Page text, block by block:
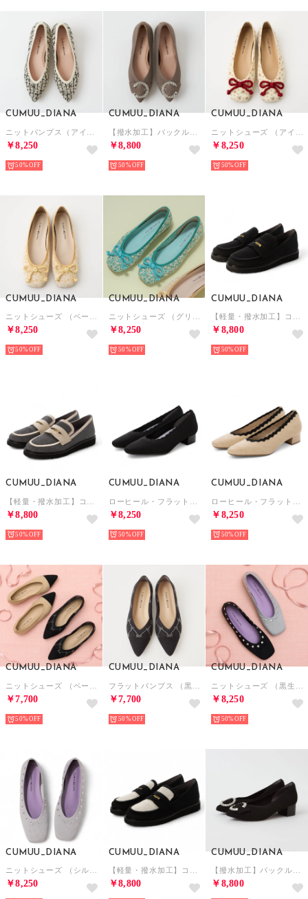
CUMUU_DIANA
￥8,250
50%
CUMUU_DIANA
￥8,800
50%
CUMUU_DIANA
￥8,250
50%
CUMUU_DIANA
￥8,250
50%
CUMUU_DIANA
￥8,250
50%
CUMUU_DIANA
￥8,800
50%
CUMUU_DIANA
￥8,800
50%
CUMUU_DIANA
￥8,250
50%
CUMUU_DIANA
￥8,250
50%
CUMUU_DIANA
￥7,700
50%
CUMUU_DIANA
￥7,700
50%
CUMUU_DIANA
￥8,250
50%
CUMUU_DIANA
￥8,250
CUMUU_DIANA
￥8,800
CUMUU_DIANA
￥8,800